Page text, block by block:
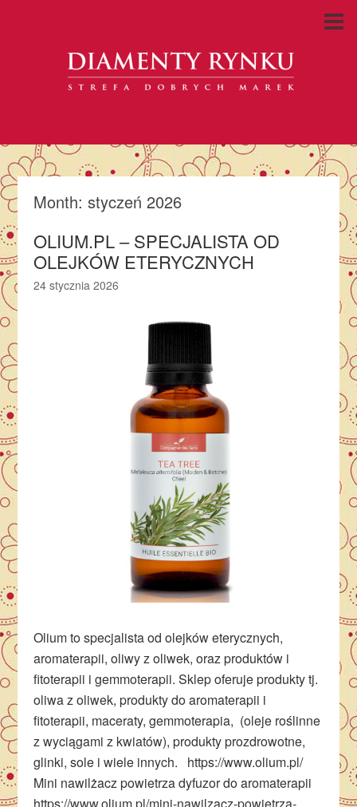
Month:styczeń 2026
OLIUM.PL – SPECJALISTA OD
OLEJKÓW ETERYCZNYCH
24 stycznia 2026
Olium to specjalista od olejków eterycznych,
aromaterapii, oliwy z oliwek, oraz produktów i
fitoterapii i gemmoterapii. Sklep oferuje produkty tj.
oliwa z oliwek, produkty do aromaterapii i
fitoterapii, maceraty, gemmoterapia, (oleje roślinne
z wyciągami z kwiatów), produkty prozdrowotne,
glinki, sole i wiele innych. https://www.olium.pl/
Mini nawilżacz powietrza dyfuzor do aromaterapii